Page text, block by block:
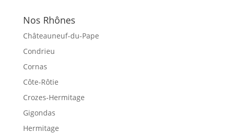
Nos Rhônes
Châteauneuf-du-Pape
Condrieu
Cornas
Côte-Rôtie
Crozes-Hermitage
Gigondas
Hermitage